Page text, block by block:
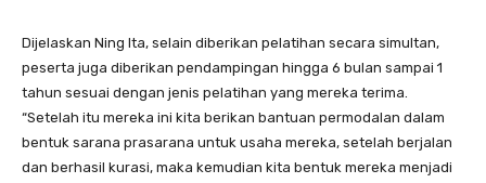
Dijelaskan Ning Ita, selain diberikan pelatihan secara simultan,
peserta juga diberikan pendampingan hingga 6 bulan sampai 1
tahun sesuai dengan jenis pelatihan yang mereka terima.
“Setelah itu mereka ini kita berikan bantuan permodalan dalam
bentuk sarana prasarana untuk usaha mereka, setelah berjalan
dan berhasil kurasi, maka kemudian kita bentuk mereka menjadi